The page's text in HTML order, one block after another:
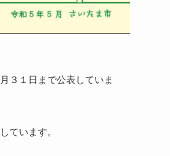
３１日まで公表していま
ています。